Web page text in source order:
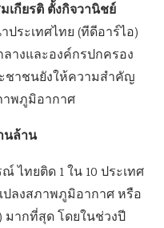
เกียรติ ตั้งกิจวานิชย์
ระเทศไทย (ทีดีอาร์ไอ)
างและองค์กรปกครอง
ชาชนยังให้ความสำคัญ
พภูมิอากาศ
นล้าน
ทยติด 1 ใน 10 ประเทศ
ลงสภาพภูมิอากาศ หรือ
มากที่สุด โดยในช่วงปี